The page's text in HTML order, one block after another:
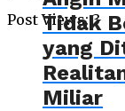
Post Views: 3
Tidak
yang
Miliar